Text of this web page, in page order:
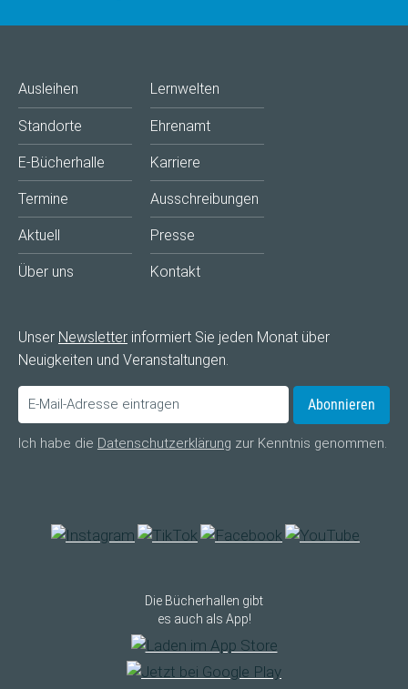
Ausleihen
Standorte
E-Bücherhalle
Termine
Aktuell
Über uns
Lernwelten
Ehrenamt
Karriere
Ausschreibungen
Presse
Kontakt
Unser Newsletter informiert Sie jeden Monat über
Neuigkeiten und Veranstaltungen.
Abonnieren
Ich habe die Datenschutzerklärung zur Kenntnis genommen.
Die Bücherhallen gibt
es auch als App!